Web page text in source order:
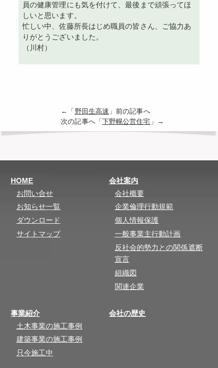
員の健康管理にも気を付けて、最後まで頑張ってほ
しいと思います。
忙しい中、佐藤所長はじめ職員の皆さん、ご協力あ
りがとうございました。
（川村）
←「 野田生高速 」前の記事へ
次の記事へ「 下野幌公営住宅 」→
HOME
お問い合せ
お知らせ一覧
ダウンロード
サイトマップ
会社案内
会社概要
企業倫理行動規範
個人情報保護
一般事業主行動計画
反社会的勢力との関係遮断
宣言
組織図
関連企業
事業紹介
土木事業の施工事例
建築事業の施工事例
只今施工中
会社の歴史